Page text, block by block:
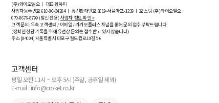
(주)와이오엘오 ㅣ 대표 황유미
사업자등록번호610-86-34204ㅣ 통신판매번호 2019-서울마포-1239 ㅣ 호스팅 (주)와이오엘오
070-8676-8799 (발신 전용)사업자 정보 확인 >
고객 문의: 우측 고객센터 / 이메일 / 카카오플러스 채널을 통해 문의 접수 부탁드립니다.
(정확한 상담 기록을 위해 유선상 문의는 접수받고 있지 않습니다)
주소 [04004] 서울특별시 마포구 월드컵로10길5-6
고객센터
평일 오전 11시 ~ 오후 5시 (주말, 공휴일 제외)
E-mail : info@croket.co.kr